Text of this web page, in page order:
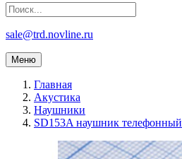
sale@trd.novline.ru
Меню
Главная
Акустика
Наушники
SD153A наушник телефонный